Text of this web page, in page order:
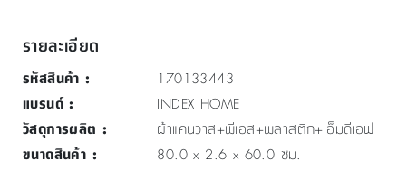
รายละเอียด
รหัสสินค้า :
170133443
แบรนด์:
INDEX HOME
วัสดุการผลิต :
ผ้าแคนวาส+พีเอส+พลาสติก+เอ็มดีเอฟ
ขนาดสินค้า : 80.0 x 2.6 x 60.0 ซม.